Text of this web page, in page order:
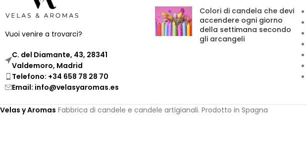
Vuoi venire a trovarci?
C. del Diamante, 43, 28341
Valdemoro, Madrid
Telefono: +34 658 78 28 70
Email: info@velasyaromas.es
Colori di candela che devi
accendere ogni giorno
della settimana secondo
gli arcangeli
Velas y Aromas Fabbrica di candele e candele artigianali. Prodotto in Spagna